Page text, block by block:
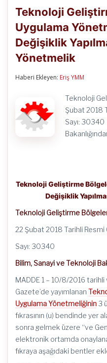
Teknoloji
Uygulama
Değişiklik
Yönetmelik
Haberi Ekleyen: Eriş YMM
Teknoloji
Şubat 2018
Sayı:
Teknoloji Geliştirme
Değişiklik
Teknoloji Geliştirme
22 Şubat 2018 Tarihli Resmi
Sayı: 30340
Bilim, Sanayi ve Teknoloji
MADDE 1 – 10/8/2016 tarihli
Gazete’de yayımlanan
Uygulama Yönetmeliğinin 3
fıkrasının (u) bendinde yer
sonra gelmek üzere “ve
elektronik ortamda
fıkraya aşağıdaki bentler